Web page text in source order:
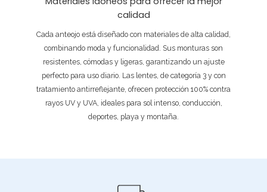
calidad
Cada anteojo está diseñado con materiales de alta calidad,
combinando moda y funcionalidad. Sus monturas son
resistentes, cómodas y ligeras, garantizando un ajuste
perfecto para uso diario. Las lentes, de categoría 3 y con
tratamiento antirreflejante, ofrecen protección 100% contra
rayos UV y UVA, ideales para sol intenso, conducción,
deportes, playa y montaña.